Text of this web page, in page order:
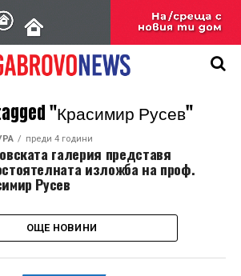
"Красимир Русев"
преди 4 години
галерия представя
изложба на проф.
Русев
ОЩЕ НОВИНИ